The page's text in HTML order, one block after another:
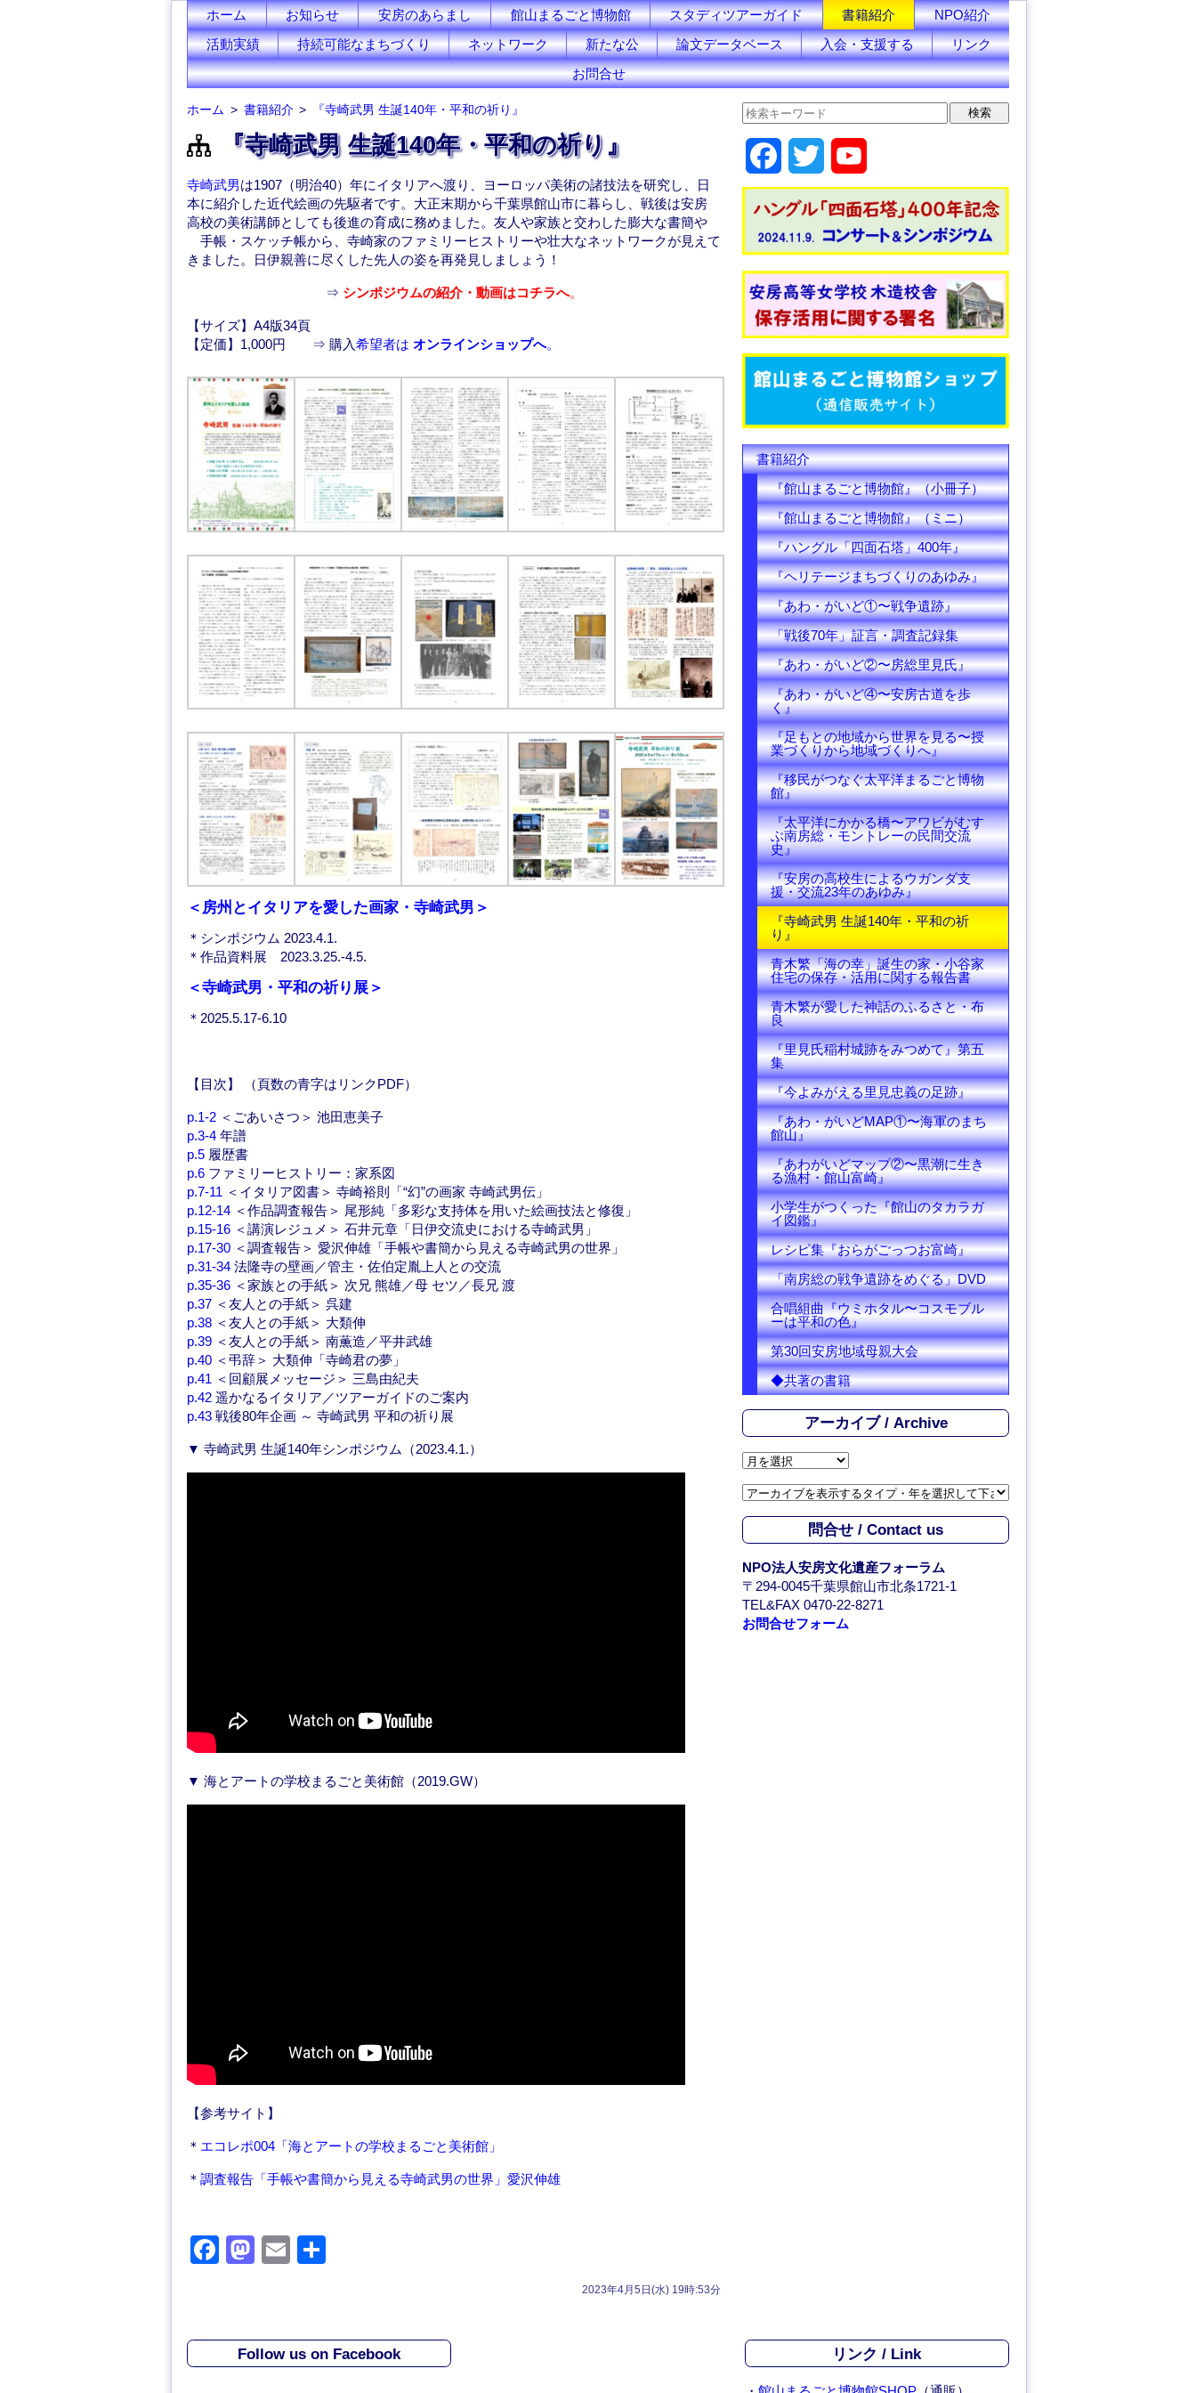
ホーム お知らせ 安房のあらまし 館山まるごと博物館 スタディツアーガイド 書籍紹介
NPO紹介
活動実績
持続可能なまちづくり ネットワーク 新たな公 論文データベース 入会・支援する
リンク
お問合せ
ホーム 書籍紹介 『寺崎武男 生誕140年・平和の祈り』
『寺崎武男 生誕140年・平和の祈り』
寺崎武男は1907（明治40）年にイタリアへ渡り、ヨーロッパ美術の諸技法を研究し、日
本に紹介した近代絵画の先駆者です。大正末期から千葉県館山市に暮らし、戦後は安房
高校の美術講師としても後進の育成に務めました。友人や家族と交わした膨大な書簡や
手帳・スケッチ帳から、寺崎家のファミリーヒストリーや壮大なネットワークが見えて
きました。日伊親善に尽くした先人の姿を再発見しましょう！
⇒ シンポジウムの紹介・動画はコチラへ。
【サイズ】A4版34頁
【定価】1,000円 ⇒ 購入希望者は オンラインショップへ。
＜房州とイタリアを愛した画家・寺崎武男＞
＊シンポジウム 2023.4.1.
＊作品資料展 2023.3.25.-4.5.
＜寺崎武男・平和の祈り展＞
＊2025.5.17-6.10
【目次】 （頁数の青字はリンクPDF）
p.1-2 ＜ごあいさつ＞ 池田恵美子
p.3-4 年譜
p.5 履歴書
p.6 ファミリーヒストリー：家系図
p.7-11 ＜イタリア図書＞ 寺崎裕則「“幻”の画家 寺崎武男伝」
p.12-14 ＜作品調査報告＞ 尾形純「多彩な支持体を用いた絵画技法と修復」
p.15-16 ＜講演レジュメ＞ 石井元章「日伊交流史における寺崎武男」
p.17-30 ＜調査報告＞ 愛沢伸雄「手帳や書簡から見える寺崎武男の世界」
p.31-34 法隆寺の壁画／管主・佐伯定胤上人との交流
p.35-36 ＜家族との手紙＞ 次兄 熊雄／母 セツ／長兄 渡
p.37 ＜友人との手紙＞ 呉建
p.38 ＜友人との手紙＞ 大類伸
p.39 ＜友人との手紙＞ 南薫造／平井武雄
p.40 ＜弔辞＞ 大類伸「寺崎君の夢」
p.41 ＜回顧展メッセージ＞ 三島由紀夫
p.42 遥かなるイタリア／ツアーガイドのご案内
p.43 戦後80年企画 ～ 寺崎武男 平和の祈り展
▼ 寺崎武男 生誕140年シンポジウム（2023.4.1.）
▼ 海とアートの学校まるごと美術館（2019.GW）
【参考サイト】
＊ エコレポ004「海とアートの学校まるごと美術館」
＊ 調査報告「手帳や書簡から見える寺崎武男の世界」愛沢伸雄
F
e
b
M
o
d
E
2023年4月5日(水) 19時:53分
a
b
o
o
w
i
t
e
o
u
b
e
C
a
n
n
e
l
書籍紹介
『館山まるごと博物館』（小冊子）
『館山まるごと博物館』（ミニ）
『ハングル「四面石塔」400年』
『ヘリテージまちづくりのあゆみ』
『あわ・がいど①〜戦争遺跡』
「戦後70年」証言・調査記録集
『あわ・がいど②〜房総里見氏』
『あわ・がいど④〜安房古道を歩
く』
『足もとの地域から世界を見る〜授
業づくりから地域づくりへ』
『移民がつなぐ太平洋まるごと博物
館』
『太平洋にかかる橋〜アワビがむす
ぶ南房総・モントレーの民間交流
史』
『安房の高校生によるウガンダ支
援・交流23年のあゆみ』
『寺崎武男 生誕140年・平和の祈
り』
青木繁「海の幸」誕生の家・小谷家
住宅の保存・活用に関する報告書
青木繁が愛した神話のふるさと・布
良
『里見氏稲村城跡をみつめて』第五
集
『今よみがえる里見忠義の足跡』
『あわ・がいどMAP①〜海軍のまち
館山』
『あわがいどマップ②〜黒潮に生き
る漁村・館山富崎』
小学生がつくった『館山のタカラガ
イ図鑑』
レシピ集『おらがごっつお富崎』
「南房総の戦争遺跡をめぐる」DVD
合唱組曲『ウミホタル〜コスモブル
ーは平和の色』
第30回安房地域母親大会
◆共著の書籍
アーカイブ / Archive
ア
カ
イ
ブ
A
r
c
h
問合せ / Contact us
NPO法人安房文化遺産フォーラム
〒294-0045千葉県館山市北条1721-1
TEL&FAX 0470-22-8271
お問合せフォーム
Follow us on Facebook リンク / Link